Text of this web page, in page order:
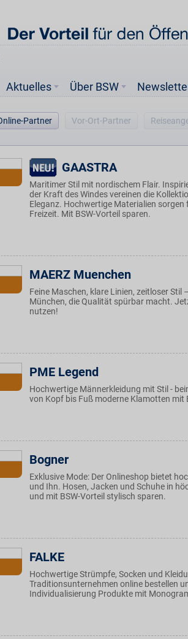
Aktuelles Über BSW
Partner Vor-Ort-Partner
GAASTRA
Maritimer Stil mit nordischem Flair.
der Kraft des Windes vereinen die
Eleganz. Hochwertige Materialien
Freizeit. Mit BSW-Vorteil sparen.
MAERZ Muenchen
Feine Maschen, klare Linien, zeitloser
München, die Qualität spürbar macht.
nutzen!
PME Legend
Hochwertige Männerkleidung mit Stil -
von Kopf bis Fuß moderne Klamotten mit
Bogner
Exklusive Mode: Der Onlineshop bietet
und Ihn. Hosen, Jacken und Schuhe in
und mit BSW-Vorteil stylisch sparen.
FALKE
Hochwertige Strümpfe, Socken und
Traditionsunternehmen online bestellen
Individualisierung Produkte mit